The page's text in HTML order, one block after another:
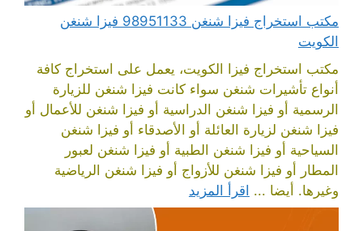
مكتب استخراج فيزا شنغن 98951133 فيزا شنغن
الكويت
مكتب استخراج فيزا الكويت، يعمل على استخراج كافة
أنواع تأشيرات شنغن سواء كانت فيزا شنغن للزيارة
الرسمية أو فيزا شنغن الدراسية أو فيزا شنغن للأعمال أو
فيزا شنغن لزيارة العائلة أو الأصدقاء أو فيزا شنغن
السياحية أو فيزا شنغن الطبية أو فيزا شنغن لعبور
المطار أو فيزا شنغن للأزواج أو فيزا شنغن الرياضية
وغيرها. أيضا ... اقرأ المزيد